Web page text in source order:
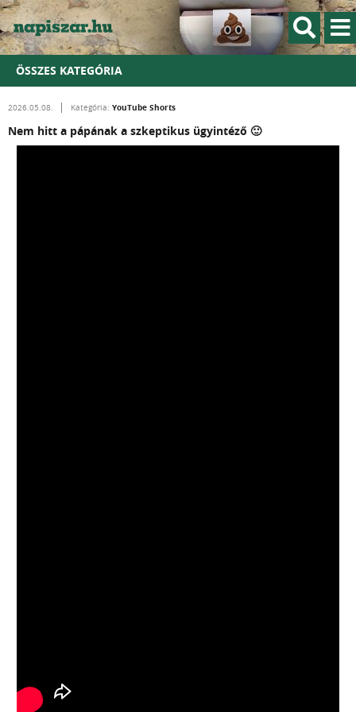
ÖSSZES KATEGÓRIA
2026.05.08. Kategória: YouTube Shorts
Nem hitt a pápának a szkeptikus ügyintéző 🙂